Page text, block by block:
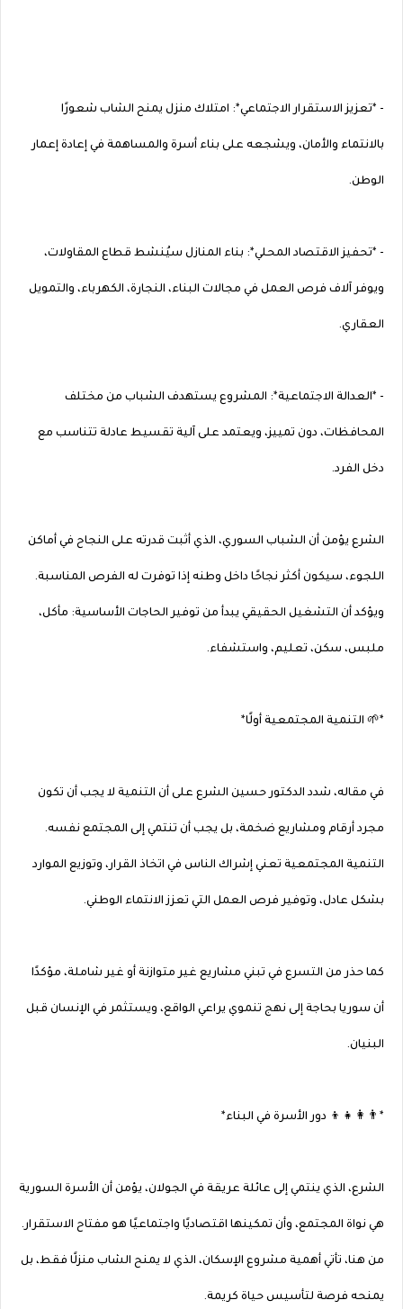
- *تعزيز الاستقرار الاجتماعي*: امتلاك منزل يمنح الشاب شعورًا
بالانتماء والأمان، ويشجعه على بناء أسرة والمساهمة في إعادة إعمار
الوطن.
- *تحفيز الاقتصاد المحلي*: بناء المنازل سيُنشط قطاع المقاولات،
ويوفر آلاف فرص العمل في مجالات البناء، النجارة، الكهرباء، والتمويل
العقاري.
- *العدالة الاجتماعية*: المشروع يستهدف الشباب من مختلف
المحافظات، دون تمييز، ويعتمد على آلية تقسيط عادلة تتناسب مع
دخل الفرد.
الشرع يؤمن أن الشباب السوري، الذي أثبت قدرته على النجاح في أماكن
اللجوء، سيكون أكثر نجاحًا داخل وطنه إذا توفرت له الفرص المناسبة.
ويؤكد أن التشغيل الحقيقي يبدأ من توفير الحاجات الأساسية: مأكل،
ملبس، سكن، تعليم، واستشفاء.
*🌱 التنمية المجتمعية أولًا*
في مقاله، شدد الدكتور حسين الشرع على أن التنمية لا يجب أن تكون
مجرد أرقام ومشاريع ضخمة، بل يجب أن تنتمي إلى المجتمع نفسه.
التنمية المجتمعية تعني إشراك الناس في اتخاذ القرار، وتوزيع الموارد
بشكل عادل، وتوفير فرص العمل التي تعزز الانتماء الوطني.
كما حذر من التسرع في تبني مشاريع غير متوازنة أو غير شاملة، مؤكدًا
أن سوريا بحاجة إلى نهج تنموي يراعي الواقع، ويستثمر في الإنسان قبل
البنيان.
*👨‍👩‍👧‍👦 دور الأسرة في البناء*
الشرع، الذي ينتمي إلى عائلة عريقة في الجولان، يؤمن أن الأسرة السورية
هي نواة المجتمع، وأن تمكينها اقتصاديًا واجتماعيًا هو مفتاح الاستقرار.
من هنا، تأتي أهمية مشروع الإسكان، الذي لا يمنح الشاب منزلًا فقط، بل
يمنحه فرصة لتأسيس حياة كريمة.